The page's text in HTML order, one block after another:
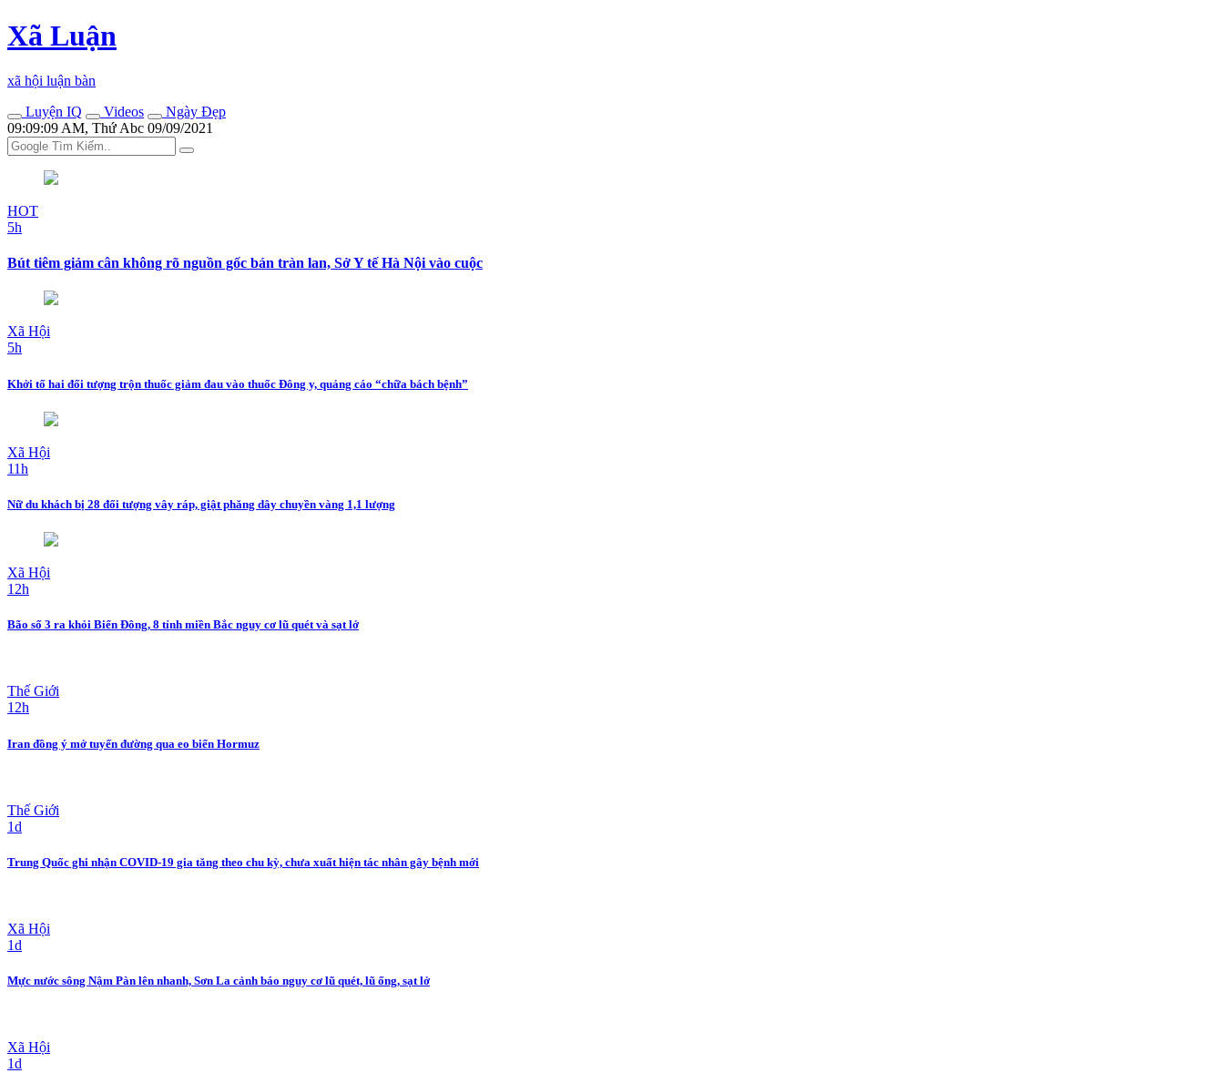
Xã Luận
xã hội luận bàn
Luyện IQ
Videos
Ngày Đẹp
09:09:09 AM, Thứ Abc 09/09/2021
HOT
5h
Bút tiêm giảm cân không rõ nguồn gốc bán tràn lan, Sở Y tế Hà Nội vào cuộc
Xã Hội
5h
Khởi tố hai đối tượng trộn thuốc giảm đau vào thuốc Đông y, quảng cáo “chữa bách bệnh”
Xã Hội
11h
Nữ du khách bị 28 đối tượng vây ráp, giật phăng dây chuyền vàng 1,1 lượng
Xã Hội
12h
Bão số 3 ra khỏi Biển Đông, 8 tỉnh miền Bắc nguy cơ lũ quét và sạt lở
Thế Giới
12h
Iran đồng ý mở tuyến đường qua eo biển Hormuz
Thế Giới
1d
Trung Quốc ghi nhận COVID-19 gia tăng theo chu kỳ, chưa xuất hiện tác nhân gây bệnh mới
Xã Hội
1d
Mực nước sông Nậm Pàn lên nhanh, Sơn La cảnh báo nguy cơ lũ quét, lũ ống, sạt lở
Xã Hội
1d